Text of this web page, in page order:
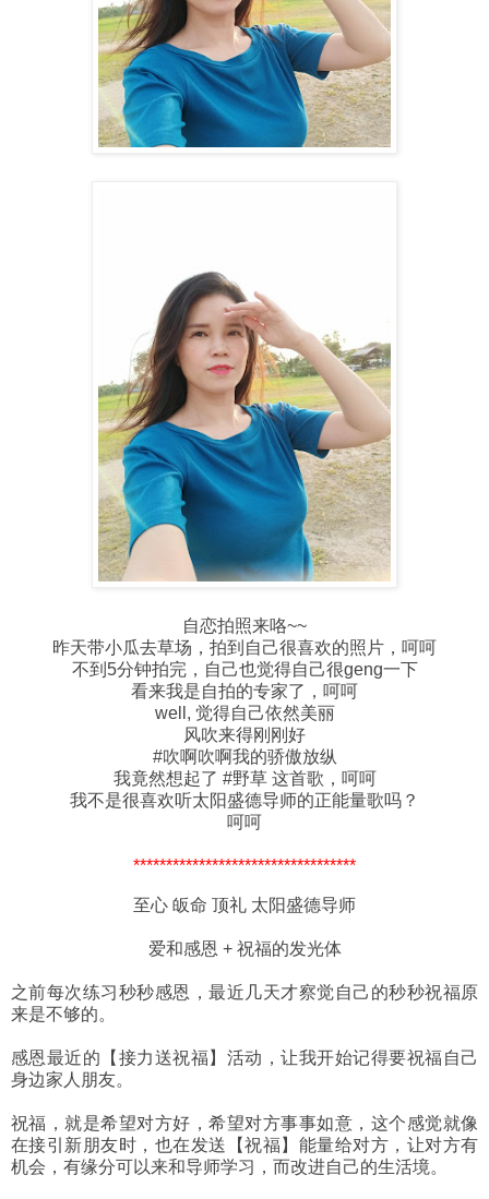
自恋拍照来咯~~
昨天带小瓜去草场，拍到自己很喜欢的照片，呵呵
不到5分钟拍完，自己也觉得自己很geng一下
看来我是自拍的专家了，呵呵
well, 觉得自己依然美丽
风吹来得刚刚好
#吹啊吹啊我的骄傲放纵
我竟然想起了 #野草 这首歌，呵呵
我不是很喜欢听太阳盛德导师的正能量歌吗？
呵呵
**********************************
至心 皈命 顶礼 太阳盛德导师
爱和感恩 + 祝福的发光体
之前每次练习秒秒感恩，最近几天才察觉自己的秒秒祝福原
来是不够的。
感恩最近的【接力送祝福】活动，让我开始记得要祝福自己
身边家人朋友。
祝福，就是希望对方好，希望对方事事如意，这个感觉就像
在接引新朋友时，也在发送【祝福】能量给对方，让对方有
机会，有缘分可以来和导师学习，而改进自己的生活境。